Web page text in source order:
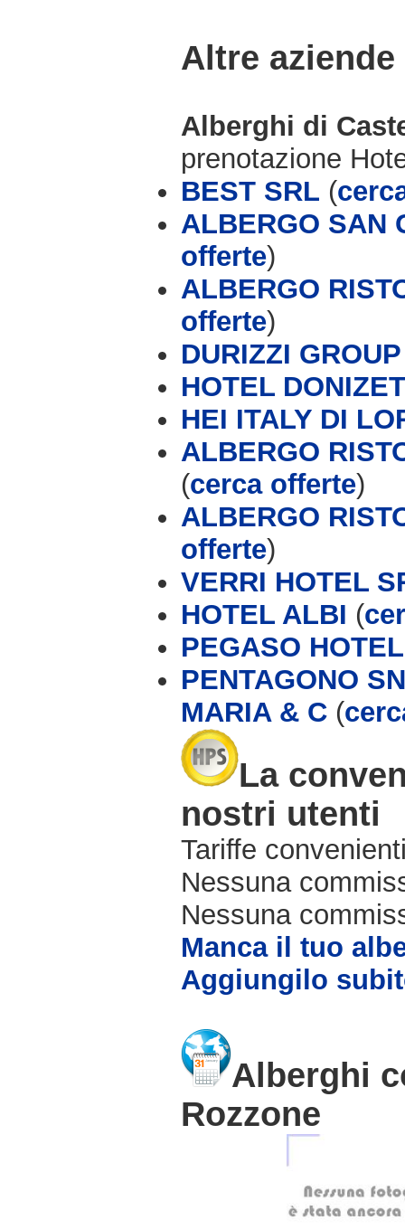
Altre
Alberghi di
prenotazione
BEST SRL (
ALBERGO SAN
offerte)
ALBERGO
offerte)
DURIZZI
HOTEL
HEI ITALY DI
ALBERGO
(cerca offerte)
ALBERGO
offerte)
VERRI HOTEL
HOTEL ALBI (
PEGASO HOTEL
PENTAGONO
MARIA & C (
La
nostri utenti
Tariffe
Nessuna
Nessuna
Manca il tuo
Aggiungilo
Alberghi
Rozzone